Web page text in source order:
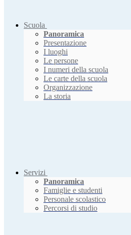
Scuola
Panoramica
Presentazione
I luoghi
Le persone
I numeri della scuola
Le carte della scuola
Organizzazione
La storia
Servizi
Panoramica
Famiglie e studenti
Personale scolastico
Percorsi di studio